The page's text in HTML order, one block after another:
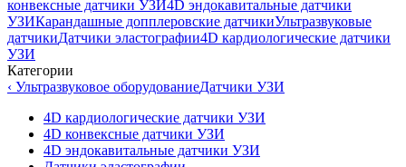
конвексные датчики УЗИ4D эндокавитальные датчики
УЗИКарандашные допплеровские датчикиУльтразвуковые
датчикиДатчики эластографии4D кардиологические датчики
УЗИ
Категории
‹ Ультразвуковое оборудованиеДатчики УЗИ
4D кардиологические датчики УЗИ
4D конвексные датчики УЗИ
4D эндокавитальные датчики УЗИ